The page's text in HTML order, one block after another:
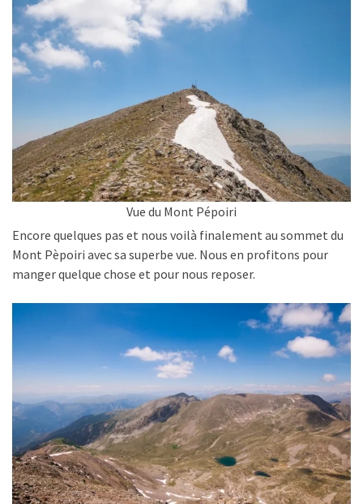
Vue du Mont Pépoiri
Encore quelques pas et nous voilà finalement au sommet du
Mont Pèpoiri avec sa superbe vue. Nous en profitons pour
manger quelque chose et pour nous reposer.